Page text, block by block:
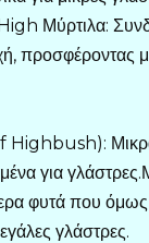
Μύρτιλα:
προσφέροντας
Highbush):
για
φυτά που
γλάστρες.